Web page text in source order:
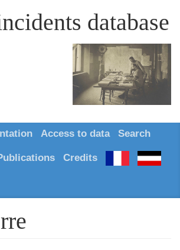
database
Access to data Search
Credits